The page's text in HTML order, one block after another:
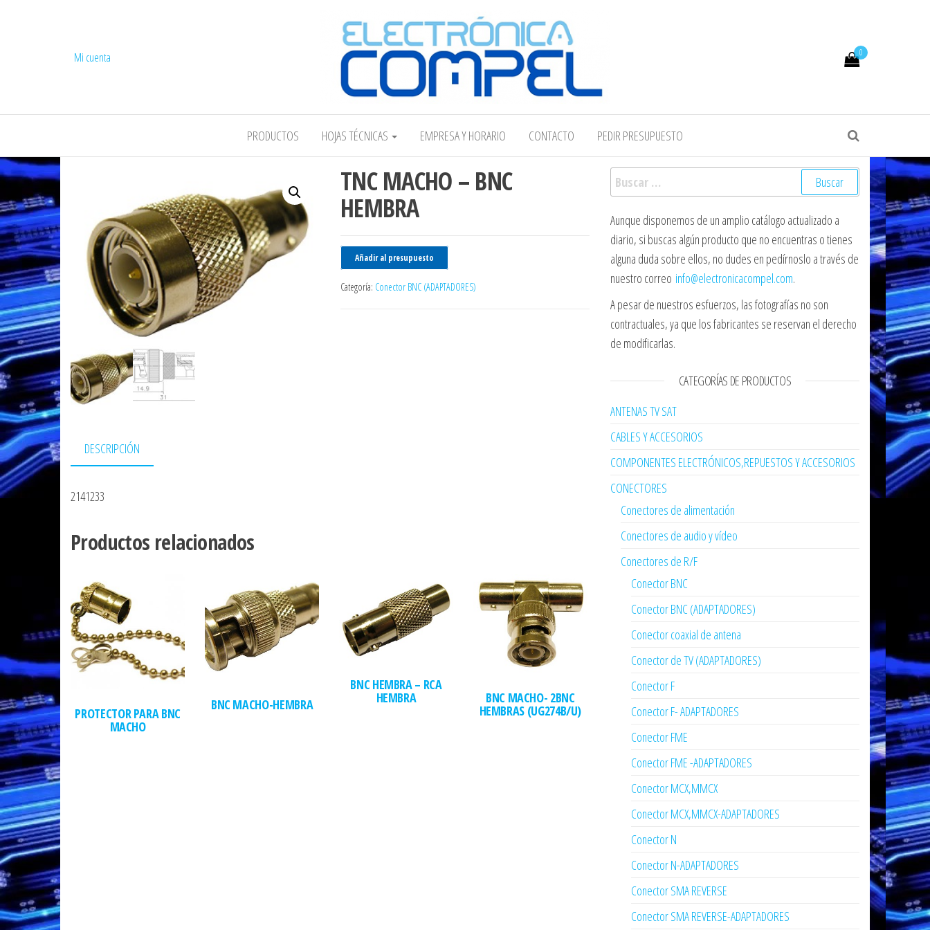
COMPEL Electrónica COMPEL
0
Mi cuenta
PRODUCTOS HOJAS TÉCNICAS EMPRESA Y HORARIO CONTACTO PEDIR PRESUPUESTO
TNC MACHO – BNC
HEMBRA
Añadir al presupuesto
Categoría: Conector BNC (ADAPTADORES)
DESCRIPCIÓN
2141233
Productos relacionados
PROTECTOR PARA BNC
MACHO
BNC MACHO-HEMBRA
BNC HEMBRA – RCA
HEMBRA BNC MACHO- 2BNC
HEMBRAS (UG274B/U)
Buscar:
Aunque disponemos de un amplio catálogo actualizado a
diario, si buscas algún producto que no encuentras o tienes
alguna duda sobre ellos, no dudes en pedírnoslo a través de
nuestro correo info@electronicacompel.com.
A pesar de nuestros esfuerzos, las fotografías no son
contractuales, ya que los fabricantes se reservan el derecho
de modificarlas.
CATEGORÍAS DE PRODUCTOS
ANTENAS TV SAT
CABLES Y ACCESORIOS
COMPONENTES ELECTRÓNICOS,REPUESTOS Y ACCESORIOS
CONECTORES
Conectores de alimentación
Conectores de audio y vídeo
Conectores de R/F
Conector BNC
Conector BNC (ADAPTADORES)
Conector coaxial de antena
Conector de TV (ADAPTADORES)
Conector F
Conector F- ADAPTADORES
Conector FME
Conector FME -ADAPTADORES
Conector MCX,MMCX
Conector MCX,MMCX-ADAPTADORES
Conector N
Conector N-ADAPTADORES
Conector SMA REVERSE
Conector SMA REVERSE-ADAPTADORES